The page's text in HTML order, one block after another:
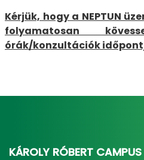
Kérjük, hogy a NEPTUN
folyamatosan
órák/konzultációk
KÁROLY RÓBERT CAMPUS